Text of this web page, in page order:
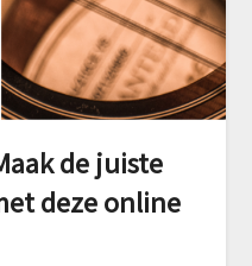
de juiste
deze online